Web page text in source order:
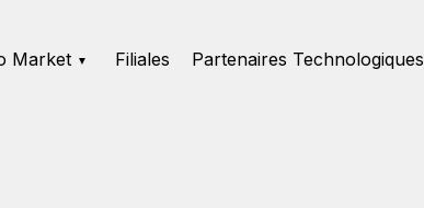
Market Filiales Partenaires Technologiques